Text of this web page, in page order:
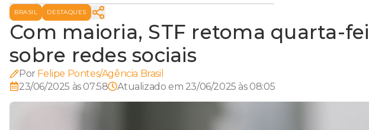
quarta-feira julgamento
BRASIL DESTAQUES
Com maioria, STF retoma quarta-
sobre redes sociais
Por Felipe Pontes/Agência Brasil
23/06/2025 às 07:58
Atualizado em 23/06/2025 às 08:05